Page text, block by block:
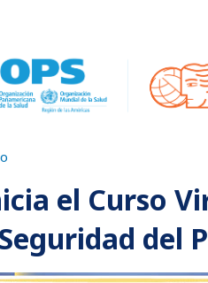
el Curso
del